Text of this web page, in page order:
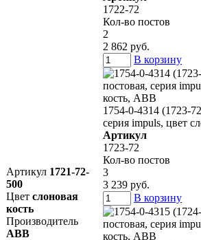
1722-72
Кол-во постов
2
2 862 руб.
В корзину
1754-0-4314 (1723-
серия impuls, цвет
Артикул
1723-72
Кол-во постов
3
3 239 руб.
В корзину
Артикул 1721-72-
500
Цвет слоновая
кость
Производитель
ABB